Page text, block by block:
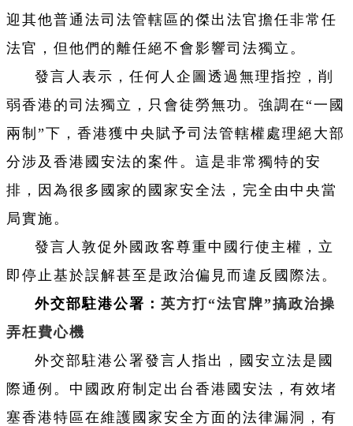
迎其他普通法司法管轄區的傑出法官擔任非常任
法官，但他們的離任絕不會影響司法獨立。
發言人表示，任何人企圖透過無理指控，削
弱香港的司法獨立，只會徒勞無功。強調在“一國
兩制”下，香港獲中央賦予司法管轄權處理絕大部
分涉及香港國安法的案件。這是非常獨特的安
排，因為很多國家的國家安全法，完全由中央當
局實施。
發言人敦促外國政客尊重中國行使主權，立
即停止基於誤解甚至是政治偏見而違反國際法。
外交部駐港公署： 英方打“法官牌”搞政治操
弄枉費心機
外交部駐港公署發言人指出，國安立法是國
際通例。中國政府制定出台香港國安法，有效堵
塞香港特區在維護國家安全方面的法律漏洞，有